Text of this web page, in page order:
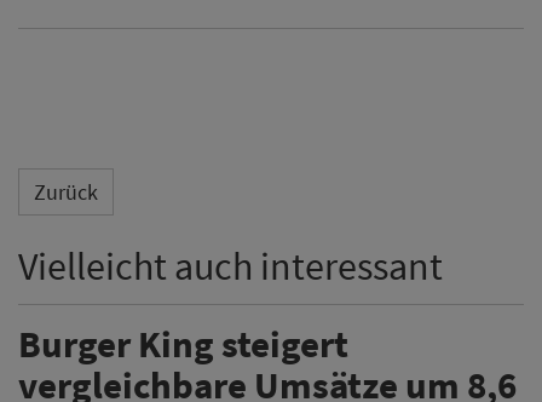
Zurück
Vielleicht auch interessant
Burger King steigert
vergleichbare Umsätze um 8,6